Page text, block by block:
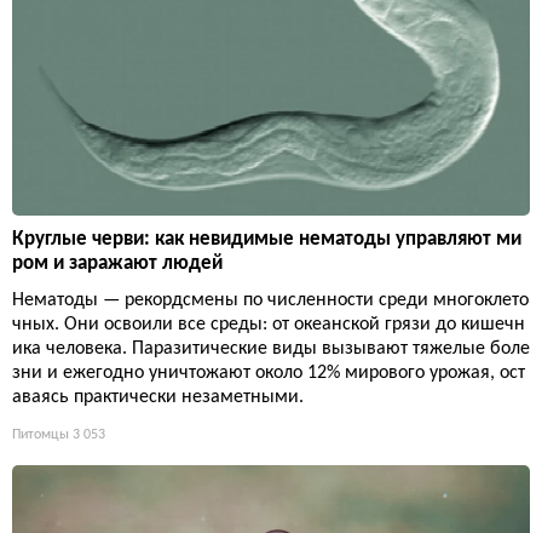
Круглые черви: как невидимые нематоды управляют ми
ром и заражают людей
Нематоды — рекордсмены по численности среди многоклето
чных. Они освоили все среды: от океанской грязи до кишечн
ика человека. Паразитические виды вызывают тяжелые боле
зни и ежегодно уничтожают около 12% мирового урожая, ост
аваясь практически незаметными.
Питомцы 3 053